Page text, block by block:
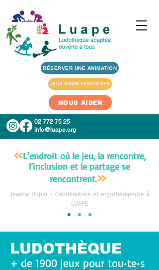
02 772 75 25
info@luape.org
RÉSERVER UNE ANIMATION
JEUX POUR FESTIVITES
NOUS AIDER
«L’endroit où le jeu, la rencontre,
l’inclusion et le partage se
rencontrent.»
Jeanne Hupin – Coordinatrice et ergothérapeute à
LUAPE
LUDOTHÈQUE
+ de 1900 jeux pour tou•te•s